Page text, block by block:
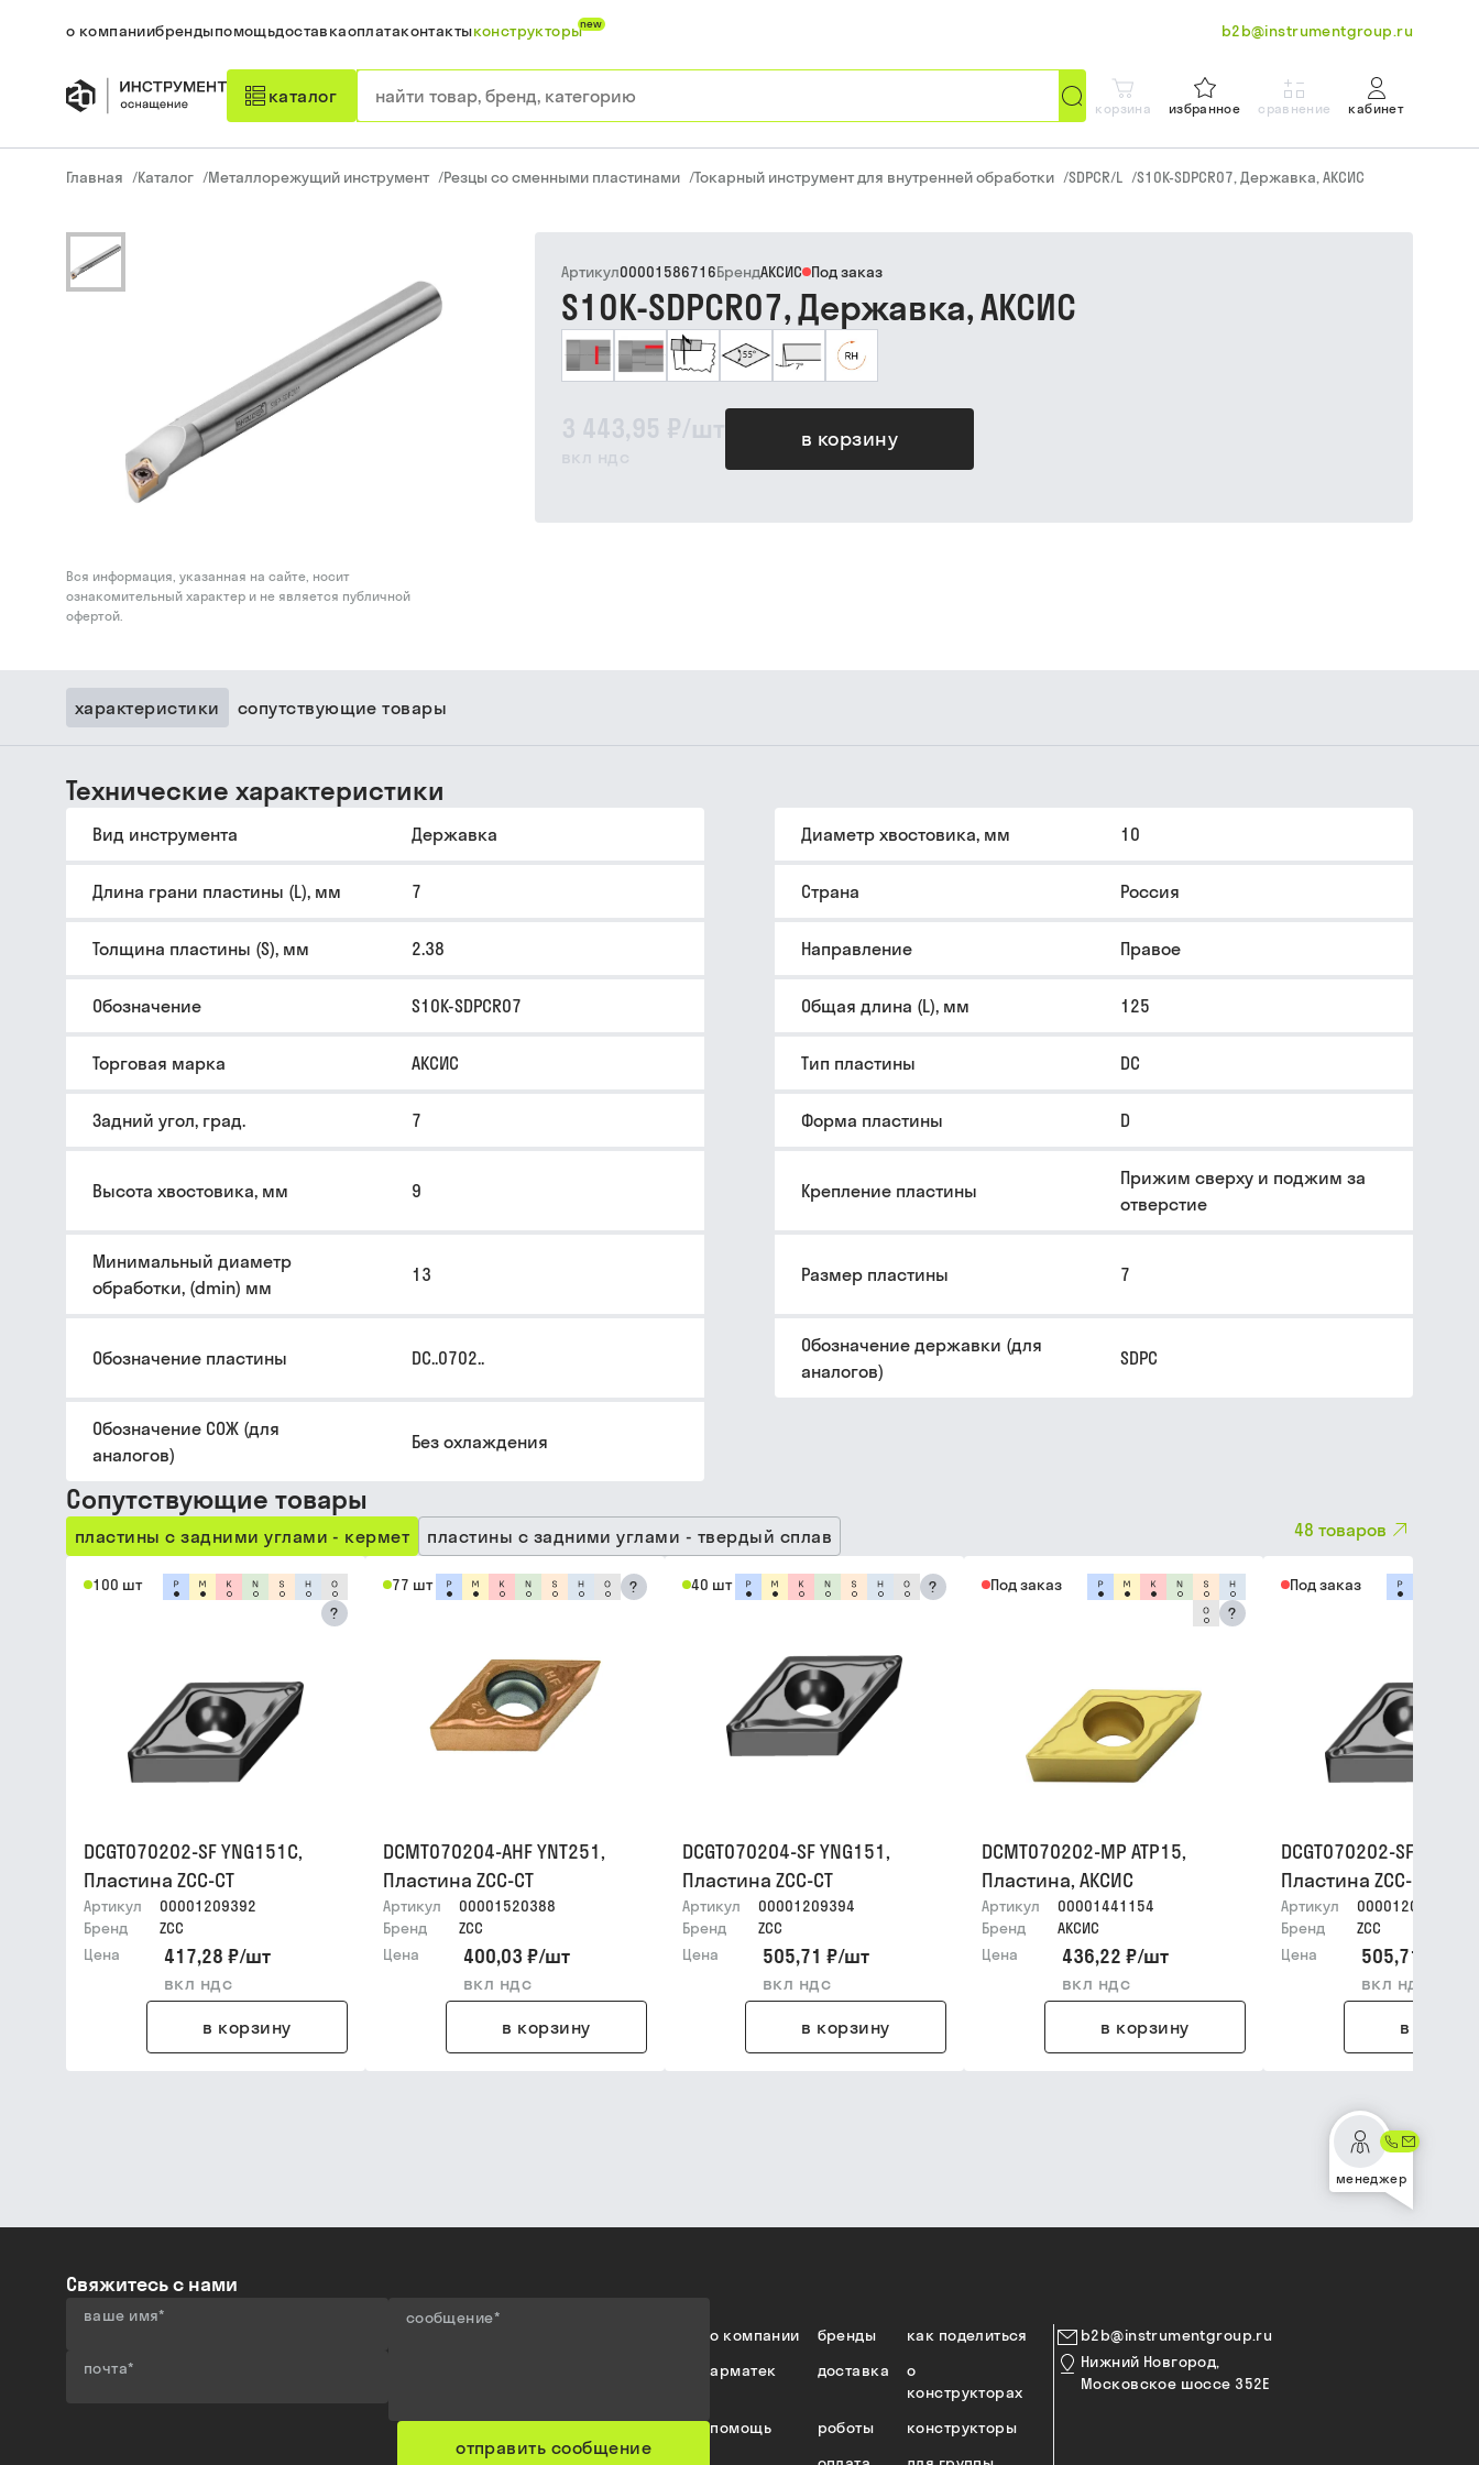
о компаниибрендыпомощьдоставкаоплатаконтактыконструкторыnew b2b@instrumentgroup.ru
каталог
корзина избранное сравнение кабинет
Главная /Каталог /Металлорежущий инструмент /Резцы со сменными пластинами /Токарный инструмент для внутренней обработки /SDPCR/L /S10K-SDPCR07, Державка, АКСИС
Вся информация, указанная на сайте, носит
ознакомительный характер и не является публичной
офертой.
3 443,95 ₽/шт
вкл ндс
в корзину
Артикул00001586716БрендАКСИС Под заказ
S10K-SDPCR07, Державка, АКСИС
характеристики сопутствующие товары
Технические характеристики
Вид инструмента Державка Диаметр хвостовика, мм 10
Длина грани пластины (L), мм 7 Страна Россия
Толщина пластины (S), мм 2.38 Направление Правое
Обозначение S10K-SDPCR07 Общая длина (L), мм 125
Торговая марка АКСИС Тип пластины DC
Задний угол, град. 7 Форма пластины D
Высота хвостовика, мм 9 Крепление пластины
Прижим сверху и поджим за
отверстие
Минимальный диаметр
обработки, (dmin) мм
13 Размер пластины 7
Обозначение пластины DC..0702..
Обозначение державки (для
аналогов)
SDPC
Обозначение СОЖ (для
аналогов)
Без охлаждения
Сопутствующие товары
пластины с задними углами - кермет пластины с задними углами - твердый сплав 48 товаров
100 шт
?
DCGT070202-SF YNG151C,
Пластина ZCC-CT
Артикул
00001209392
Бренд
ZCC
Цена
417,28 ₽/шт
вкл ндс
в корзину
77 шт ?
DCMT070204-AHF YNT251,
Пластина ZCC-CT
Артикул
00001520388
Бренд
ZCC
Цена
400,03 ₽/шт
вкл ндс
в корзину
40 шт ?
DCGT070204-SF YNG151,
Пластина ZCC-CT
Артикул
00001209394
Бренд
ZCC
Цена
505,71 ₽/шт
вкл ндс
в корзину
Под заказ
?
DCMT070202-MP ATP15,
Пластина, АКСИС
Артикул
00001441154
Бренд
АКСИС
Цена
436,22 ₽/шт
вкл ндс
в корзину
Под заказ
DCGT070202-SF
Пластина ZCC-CT
Артикул
00001209391
Бренд
ZCC
Цена
505,71 ₽
вкл ндс
в
менеджер
Свяжитесь с нами
ваше имя*
почта*
сообщение*
отправить сообщение
как поделиться
бренды
о компании
о
конструкторах
доставка
арматек
конструкторы
роботы
помощь
b2b@instrumentgroup.ru
Нижний Новгород,
Московское шоссе 352Е